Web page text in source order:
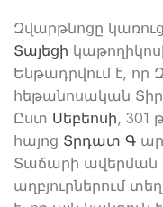
Զվարթնոցը
Տայեցի
Ենթադրվում է, որ
հեթանոսական Տիր
Ըստ Սեբեոսի, 301
հայոց Տրդատ Գ
Տաճարի
աղբյուրներում